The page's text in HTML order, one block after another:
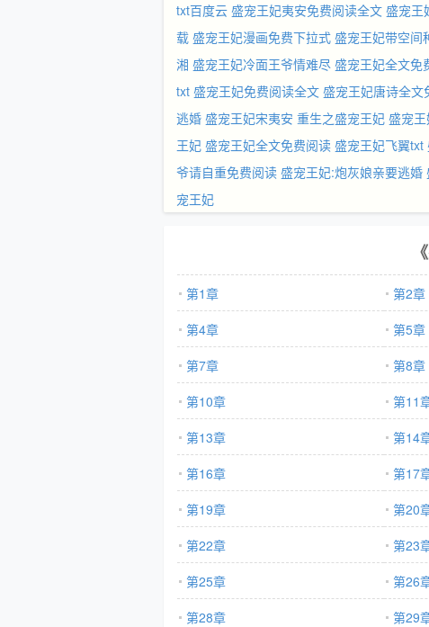
txt百度云 盛宠王妃夷安免费阅读全文 盛宠王
载 盛宠王妃漫画免费下拉式 盛宠王妃带空间
湘 盛宠王妃冷面王爷情难尽 盛宠王妃全文免
txt 盛宠王妃免费阅读全文 盛宠王妃唐诗全文
逃婚 盛宠王妃宋夷安 重生之盛宠王妃 盛宠
王妃 盛宠王妃全文免费阅读 盛宠王妃飞翼txt
爷请自重免费阅读 盛宠王妃:炮灰娘亲要逃婚
宠王妃
第1章 第2章
第4章
第5章
第7章
第8章
第10章
第11
第13章
第14
第16章
第17
第19章
第20
第22章
第23
第25章
第26
第28章
第29